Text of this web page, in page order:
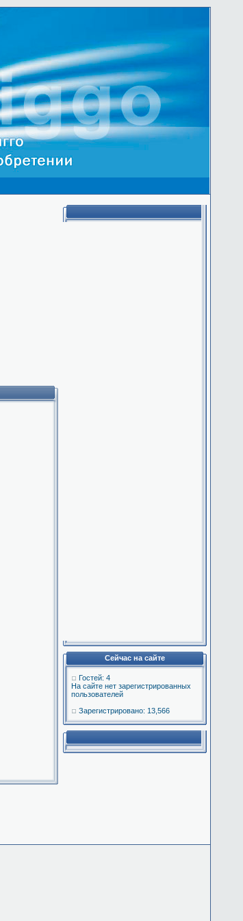
Сейчас на сайте
Гостей: 4
На сайте нет зарегистрированных
пользователей
Зарегистрировано: 13,566